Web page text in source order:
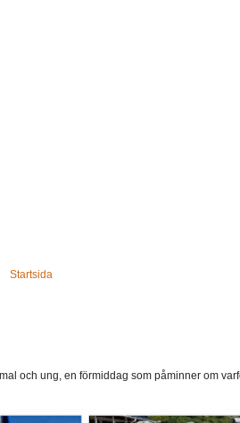
Startsida
och ung, en förmiddag som påminner om